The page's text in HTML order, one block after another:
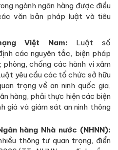
ngành ngân hàng được điều
văn bản pháp luật và tiêu
Việt Nam: Luật số
các nguyên tắc, biện pháp
phòng, chống các hành vi xâm
yêu cầu các tổ chức sở hữu
trọng về an ninh quốc gia,
hàng, phải thực hiện các biện
giá và giám sát an ninh thông
hàng Nhà nước (NHNN):
thông tư quan trọng, điển